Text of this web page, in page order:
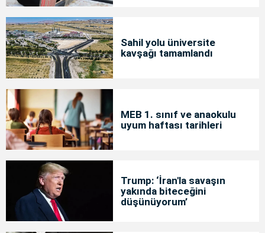
Sahil yolu üniversite
kavşağı tamamlandı
MEB 1. sınıf ve anaokulu
uyum haftası tarihleri
Trump: ‘İran'la savaşın
yakında biteceğini
düşünüyorum’